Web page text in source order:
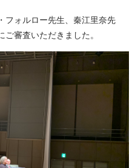
フォルロー先生、秦江里奈先
審査いただきました。